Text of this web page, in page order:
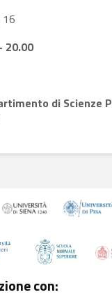
16
20.00
di Scienze
con: